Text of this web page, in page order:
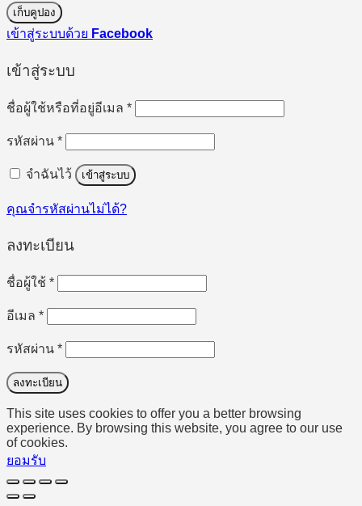
เก็บคูปอง
เข้าสู่ระบบด้วย Facebook
เข้าสู่ระบบ
ชื่อผู้ใช้หรือที่อยู่อีเมล *ต้องการ
รหัสผ่าน *ต้องการ
จำฉันไว้ เข้าสู่ระบบ
คุณจำรหัสผ่านไม่ได้?
ลงทะเบียน
ชื่อผู้ใช้ *ต้องการ
อีเมล *ต้องการ
รหัสผ่าน *ต้องการ
ลงทะเบียน
This site uses cookies to offer you a better browsing
experience. By browsing this website, you agree to our use
of cookies.
ยอมรับ